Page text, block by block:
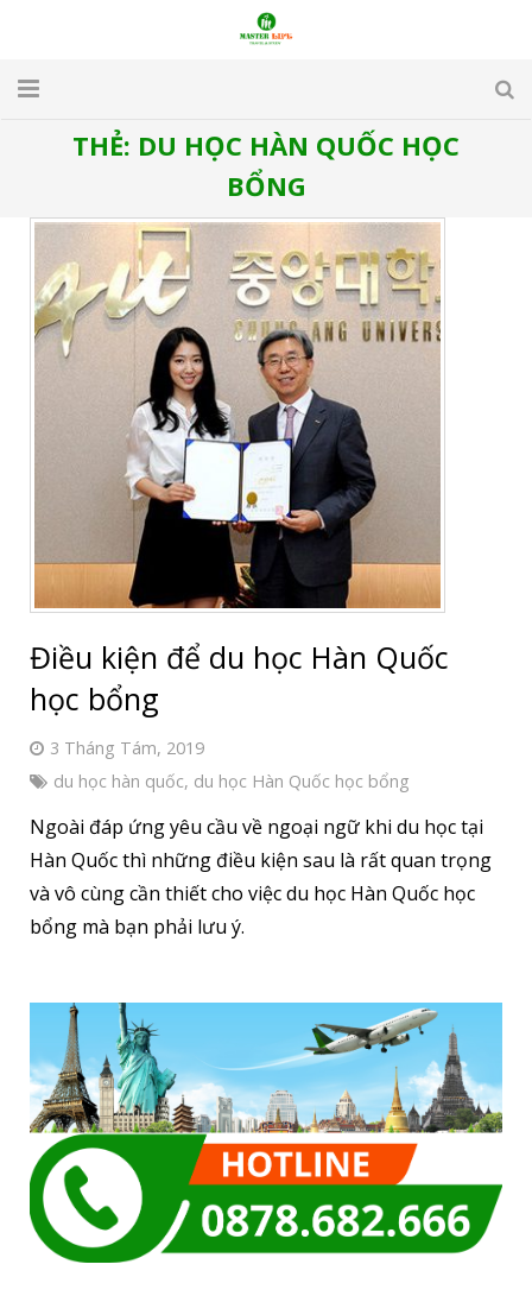
TRANG CHỦ
DU LỊCH
DU HỌC
APARTMENT & HOTEL
TUYỂN DỤNG
THẺ: DU HỌC HÀN QUỐC HỌC
BỔNG
Điều kiện để du học Hàn Quốc
học bổng
3 Tháng Tám, 2019
du học hàn quốc, du học Hàn Quốc học bổng
Ngoài đáp ứng yêu cầu về ngoại ngữ khi du học tại
Hàn Quốc thì những điều kiện sau là rất quan trọng
và vô cùng cần thiết cho việc du học Hàn Quốc học
bổng mà bạn phải lưu ý.